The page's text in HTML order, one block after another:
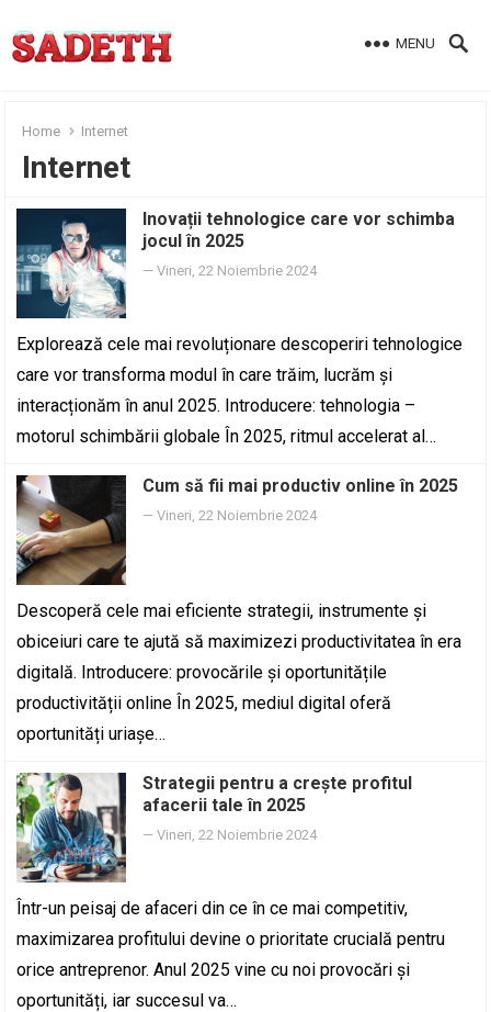
MENU
Home Internet
Internet
Inovații tehnologice care vor schimba
jocul în 2025
—Vineri, 22 Noiembrie 2024
Explorează cele mai revoluționare descoperiri tehnologice
care vor transforma modul în care trăim, lucrăm și
interacționăm în anul 2025. Introducere: tehnologia –
motorul schimbării globale În 2025, ritmul accelerat al…
Cum să fii mai productiv online în 2025
—Vineri, 22 Noiembrie 2024
Descoperă cele mai eficiente strategii, instrumente și
obiceiuri care te ajută să maximizezi productivitatea în era
digitală. Introducere: provocările și oportunitățile
productivității online În 2025, mediul digital oferă
oportunități uriașe…
Strategii pentru a crește profitul
afacerii tale în 2025
—Vineri, 22 Noiembrie 2024
Într-un peisaj de afaceri din ce în ce mai competitiv,
maximizarea profitului devine o prioritate crucială pentru
orice antreprenor. Anul 2025 vine cu noi provocări și
oportunități, iar succesul va…